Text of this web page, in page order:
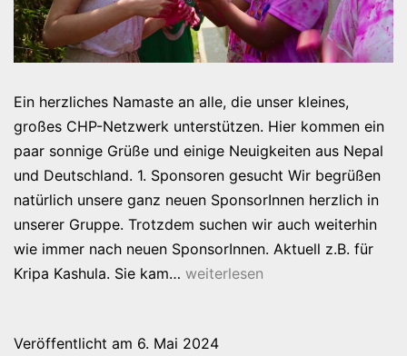
Ein herzliches Namaste an alle, die unser kleines,
großes CHP-Netzwerk unterstützen. Hier kommen ein
paar sonnige Grüße und einige Neuigkeiten aus Nepal
und Deutschland. 1. Sponsoren gesucht Wir begrüßen
natürlich unsere ganz neuen SponsorInnen herzlich in
unserer Gruppe. Trotzdem suchen wir auch weiterhin
wie immer nach neuen SponsorInnen. Aktuell z.B. für
Kripa Kashula. Sie kam… Nepal-
2024
weiterlesen
Veröffentlicht am 6. Mai 2024